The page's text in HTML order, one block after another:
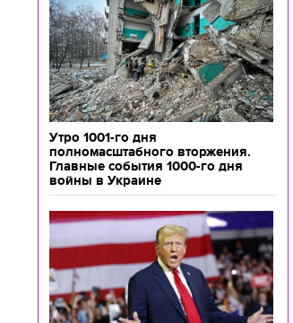
Утро 1001-го дня
полномасштабного вторжения.
Главные события 1000-го дня
войны в Украине